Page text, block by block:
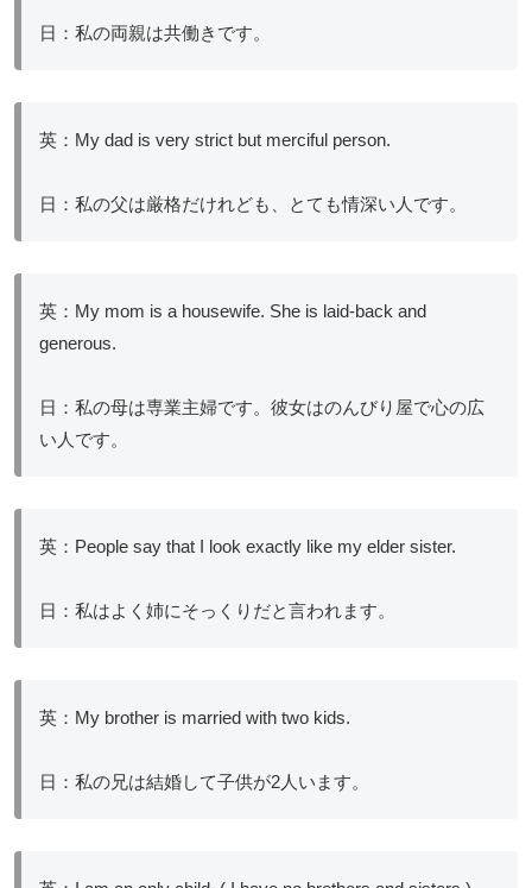
日：私の両親は共働きです。
英：My dad is very strict but merciful person.
日：私の父は厳格だけれども、とても情深い人です。
英：My mom is a housewife. She is laid-back and
generous.
日：私の母は専業主婦です。彼女はのんびり屋で心の広
い人です。
英：People say that I look exactly like my elder sister.
日：私はよく姉にそっくりだと言われます。
英：My brother is married with two kids.
日：私の兄は結婚して子供が2人います。